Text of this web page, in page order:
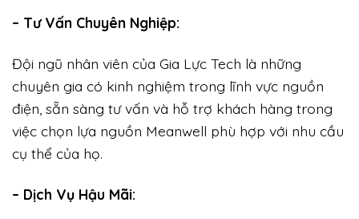
– Tư Vấn Chuyên Nghiệp:
Đội ngũ nhân viên của Gia Lực Tech là những
chuyên gia có kinh nghiệm trong lĩnh vực nguồn
điện, sẵn sàng tư vấn và hỗ trợ khách hàng trong
việc chọn lựa nguồn Meanwell phù hợp với nhu cầu
cụ thể của họ.
– Dịch Vụ Hậu Mãi: